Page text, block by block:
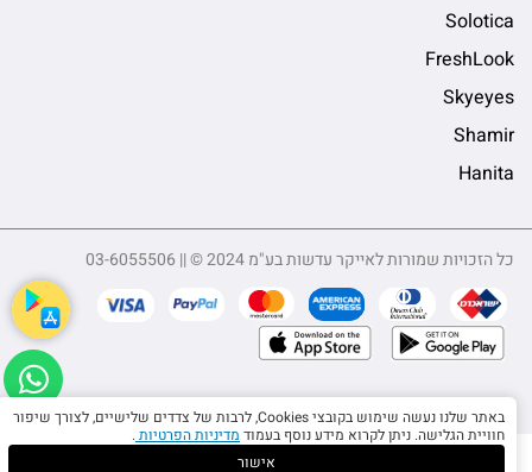
Solotica
FreshLook
Skyeyes
Shamir
Hanita
כל הזכויות שמורות לאייקר עדשות בע"מ 2024 © || 03-6055506
באתר שלנו נעשה שימוש בקובצי Cookies, לרבות של צדדים שלישיים, לצורך שיפור
חוויית הגלישה. ניתן לקרוא מידע נוסף בעמודמדיניות הפרטיות.
אישור